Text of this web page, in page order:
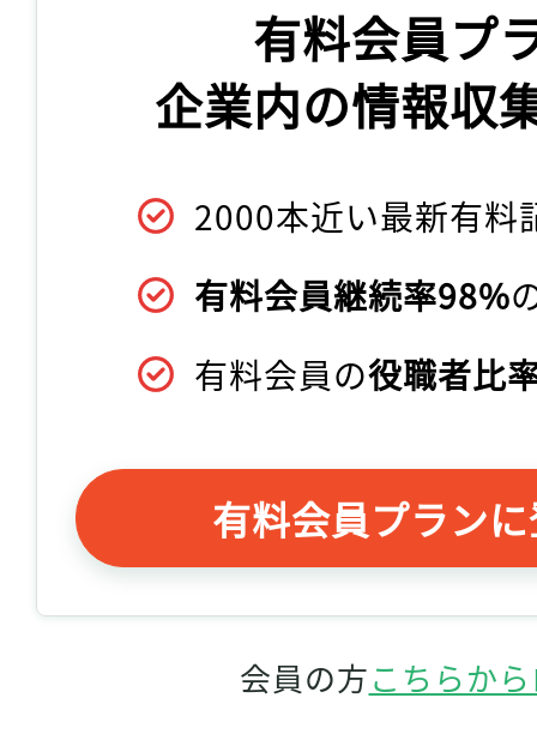
有料会員プ
企業内の情報収
2000本近い最新有料
有料会員継続率98%
有料会員の役職者比
有料会員プラン
会員の方こちらか